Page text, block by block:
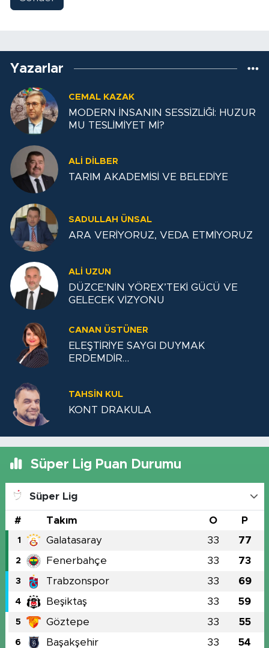
Yazarlar
CEMAL KAZAK
MODERN İNSANIN SESSİZLİĞİ: HUZUR
MU TESLİMİYET Mİ?
ALİ DİLBER
TARIM AKADEMİSİ VE BELEDİYE
SADULLAH ÜNSAL
ARA VERİYORUZ, VEDA ETMİYORUZ
ALI UZUN
DÜZCE’NİN YÖREX’TEKİ GÜCÜ VE
GELECEK VİZYONU
CANAN ÜSTÜNER
ELEŞTİRİYE SAYGI DUYMAK
ERDEMDİR…
TAHSIN KUL
KONT DRAKULA
Süper Lig Puan Durumu
Süper Lig
# Takım O P
1 Galatasaray 33 77
2 Fenerbahçe 33 73
3 Trabzonspor 33 69
4 Beşiktaş 33 59
5 Göztepe 33 55
6 Başakşehir 33 54